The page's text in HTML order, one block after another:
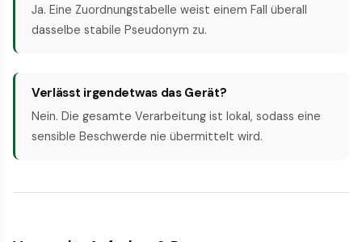
Ja. Eine Zuordnungstabelle weist einem Fall überall
dasselbe stabile Pseudonym zu.
Verlässt irgendetwas das Gerät?
Nein. Die gesamte Verarbeitung ist lokal, sodass eine
sensible Beschwerde nie übermittelt wird.